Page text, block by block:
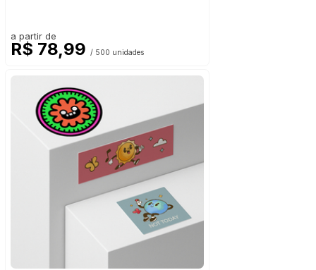
a partir de
R$ 78,99 / 500 unidades